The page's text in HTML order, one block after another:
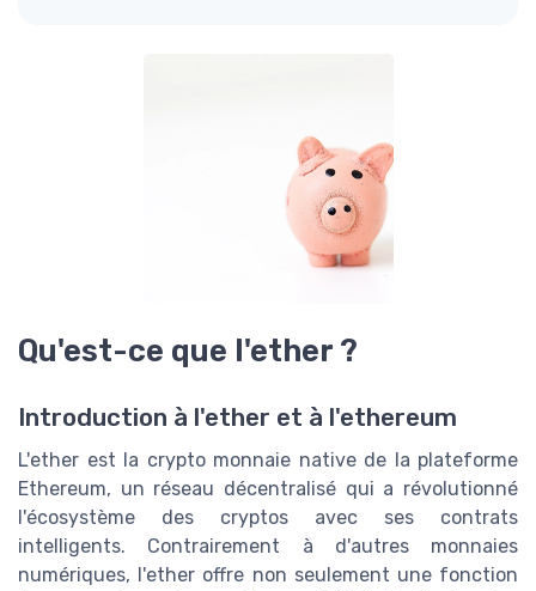
Qu'est-ce que l'ether ?
Introduction à l'ether et à l'ethereum
L'ether est la crypto monnaie native de la plateforme
Ethereum, un réseau décentralisé qui a révolutionné
l'écosystème des cryptos avec ses contrats
intelligents. Contrairement à d'autres monnaies
numériques, l'ether offre non seulement une fonction